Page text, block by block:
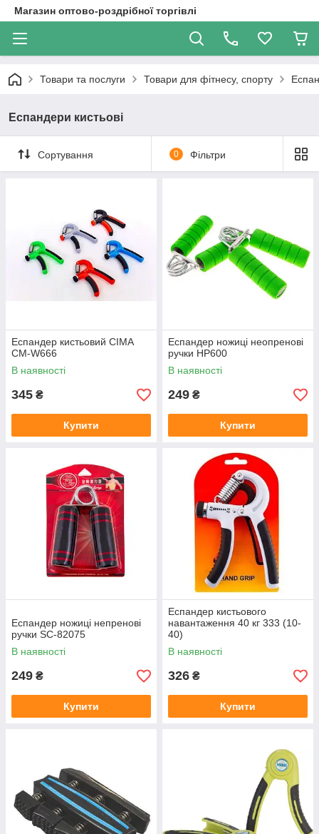
Магазин оптово-роздрібної торгівлі
Товари та послуги Товари для фітнесу, спорту
Еспандери кистьові
Сортування 0 Фільтри
Еспандер кистьовий CIMA
CM-W666
В наявності
345 ₴
Купити
Еспандер ножиці неопренові
ручки НР600
В наявності
249 ₴
Купити
Еспандер ножиці непренові
ручки SC-82075
В наявності
249 ₴
Купити
Еспандер кистьового
навантаження 40 кг 333 (10-
40)
В наявності
326 ₴
Купити